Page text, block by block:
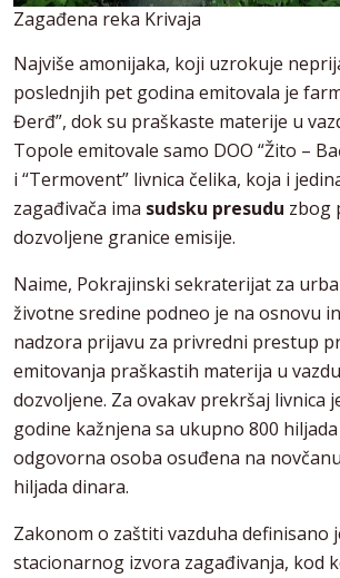
Zagađena reka Krivaja
Najviše amonijaka, koji uzrokuje
poslednjih pet godina emitovala je
Đerđ”, dok su praškaste materije u
Topole emitovale samo DOO “Žito –
i “Termovent” livnica čelika, koja i
zagađivača ima sudsku presudu zbog
dozvoljene granice emisije.
Naime, Pokrajinski sekraterijat za
životne sredine podneo je na osnovu
nadzora prijavu za privredni prestup
emitovanja praškastih materija u
dozvoljene. Za ovakav prekršaj livnica
godine kažnjena sa ukupno 800
odgovorna osoba osuđena na
hiljada dinara.
Zakonom o zaštiti vazduha definisano
stacionarnog izvora zagađivanja, kod